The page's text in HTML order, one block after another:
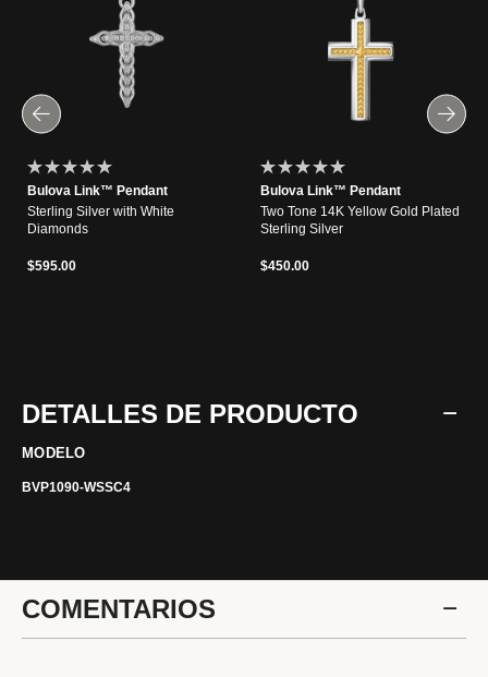
Bulova Link™ Pendant
Sterling Silver with White
Diamonds
$595.00
Bulova Link™ Pendant
Two Tone 14K Yellow Gold Plated
Sterling Silver
$450.00
DETALLES DE PRODUCTO
MODELO
BVP1090-WSSC4
COMENTARIOS